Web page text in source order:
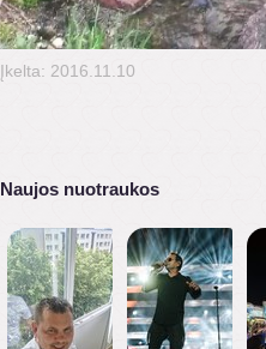
Įkelta: 2016.11.10
Naujos nuotraukos